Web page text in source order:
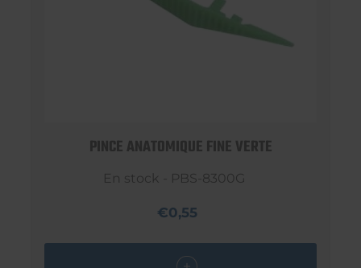
PINCE ANATOMIQUE FINE VERTE
En stock - PBS-8300G
€0,55